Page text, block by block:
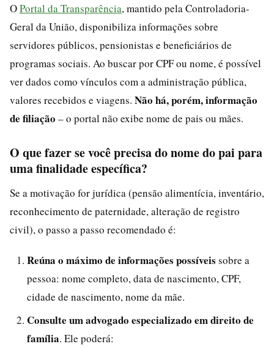
OPortal da Transparência, mantido pela Controladoria-
Geral da União, disponibiliza informações sobre
servidores públicos, pensionistas e beneficiários de
programas sociais. Ao buscar por CPF ou nome, é possível
ver dados como vínculos com a administração pública,
valores recebidos e viagens. Não há, porém, informação
de filiação – o portal não exibe nome de pais ou mães.
O que fazer se você precisa do nome do pai para
uma finalidade específica?
Se a motivação for jurídica (pensão alimentícia, inventário,
reconhecimento de paternidade, alteração de registro
civil), o passo a passo recomendado é:
Reúna o máximo de informações possíveis sobre a
pessoa: nome completo, data de nascimento, CPF,
cidade de nascimento, nome da mãe.
Consulte um advogado especializado em direito de
família. Ele poderá: